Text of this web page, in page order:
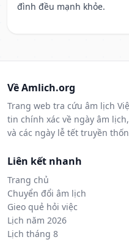
đình đều mạnh khỏe.
Về Amlich.org
Trang web tra cứu âm lịch
tin chính xác về ngày âm
và các ngày lễ tết truyền
Liên kết nhanh
Trang chủ
Chuyển đổi âm lịch
Gieo quẻ hỏi việc
Lịch năm 2026
Lịch tháng 8